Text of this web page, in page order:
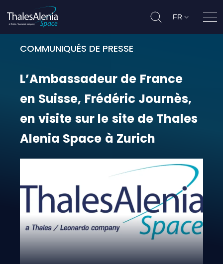
FR
COMMUNIQUÉS DE PRESSE
L’Ambassadeur de France en
L’Ambassadeur de France
en Suisse, Frédéric Journès,
en visite sur le site de Thales
Alenia Space à Zurich